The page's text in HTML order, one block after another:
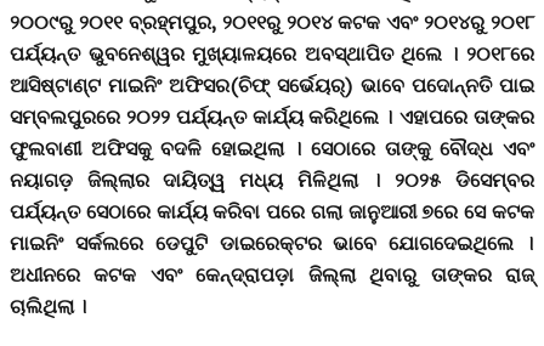
୨୦୦୯ରୁ ୨୦୧୧ ବ୍ରହ୍ମପୁର, ୨୦୧୧ରୁ ୨୦୧୪ କଟକ ଏବଂ ୨୦୧୪ରୁ ୨୦୧୮
ପର୍ଯ୍ୟନ୍ତ ଭୁବନେଶ୍ୱର ମୁଖ୍ୟାଳୟରେ ଅବସ୍ଥାପିତ ଥିଲେ । ୨୦୧୮ରେ
ଆସିଷ୍ଟାଣ୍ଟ ମାଇନିଂ ଅଫିସର(ଚିଫ୍ ସର୍ଭେୟର୍) ଭାବେ ପଦୋନ୍ନତି ପାଇ
ସମ୍ବଲପୁରରେ ୨୦୨୨ ପର୍ଯ୍ୟନ୍ତ କାର୍ଯ୍ୟ କରିଥିଲେ । ଏହାପରେ ତାଙ୍କର
ଫୁଲବାଣୀ ଅଫିସକୁ ବଦଳି ହୋଇଥିଲା । ସେଠାରେ ତାଙ୍କୁ ବୌଦ୍ଧ ଏବଂ
ନୟାଗଡ଼ ଜିଲ୍ଲାର ଦାୟିତ୍ୱ ମଧ୍ୟ ମିଳିଥିଲା । ୨୦୨୫ ଡିସେମ୍ବର
ପର୍ଯ୍ୟନ୍ତ ସେଠାରେ କାର୍ଯ୍ୟ କରିବା ପରେ ଗଲା ଜାନୁଆରୀ ୭ରେ ସେ କଟକ
ମାଇନିଂ ସର୍କଲରେ ଡେପୁଟି ଡାଇରେକ୍ଟର ଭାବେ ଯୋଗଦେଇଥିଲେ ।
ଅଧୀନରେ କଟକ ଏବଂ କେନ୍ଦ୍ରାପଡ଼ା ଜିଲ୍ଲା ଥିବାରୁ ତାଙ୍କର ରାଜ୍
ଚାଲିଥିଲା ।